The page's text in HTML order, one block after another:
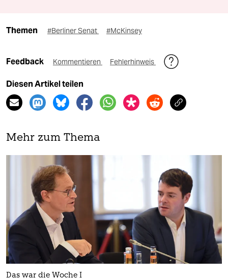
Themen #Berliner Senat #McKinsey
Feedback Kommentieren Fehlerhinweis
Diesen Artikel teilen
Mehr zum Thema
Das war die Woche I